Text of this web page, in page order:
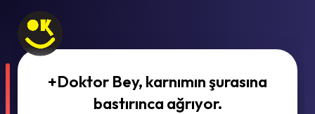
+Doktor Bey, karnımın şurasına
bastırınca ağrıyor.